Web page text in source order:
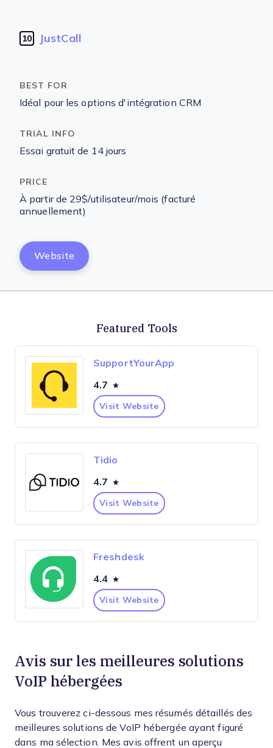
10 JustCall
Idéal pour les options d'intégration CRM
Essai gratuit de 14 jours
À partir de 29$/utilisateur/mois (facturé
annuellement)
Website
Featured Tools
SupportYourApp
4.7
Visit Website
Tidio
4.7
Visit Website
Freshdesk
4.4
Visit Website
Avis sur les meilleures solutions
VoIP hébergées
Vous trouverez ci-dessous mes résumés détaillés des
meilleures solutions de VoIP hébergée ayant figuré
dans ma sélection. Mes avis offrent un aperçu